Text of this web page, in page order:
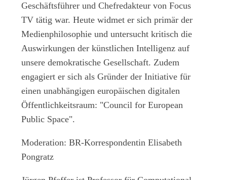
Geschäftsführer und Chefredakteur von Focus
TV tätig war. Heute widmet er sich primär der
Medienphilosophie und untersucht kritisch die
Auswirkungen der künstlichen Intelligenz auf
unsere demokratische Gesellschaft. Zudem
engagiert er sich als Gründer der Initiative für
einen unabhängigen europäischen digitalen
Öffentlichkeitsraum: "Council for European
Public Space".
Moderation: BR-Korrespondentin Elisabeth
Pongratz